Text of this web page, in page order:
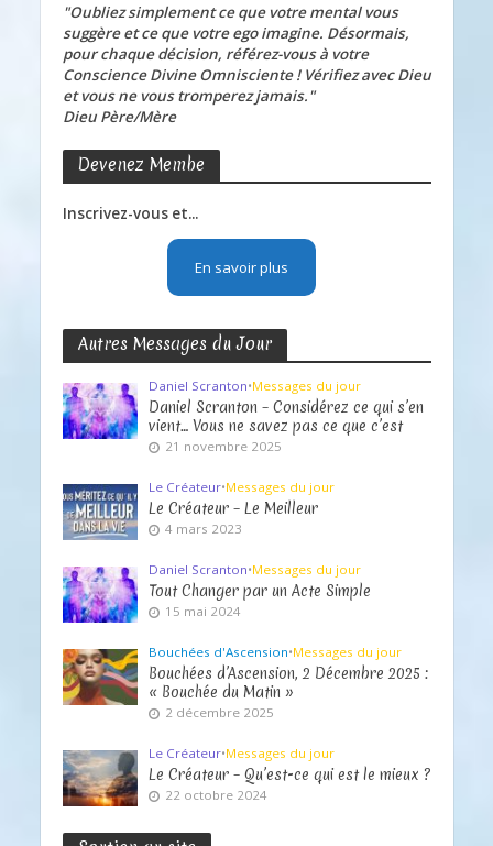
"Oubliez simplement ce que votre mental vous
suggère et ce que votre ego imagine. Désormais,
pour chaque décision, référez-vous à votre
Conscience Divine Omnisciente ! Vérifiez avec Dieu
et vous ne vous tromperez jamais."
Dieu Père/Mère
Devenez Membe
Inscrivez-vous et...
En savoir plus
Autres Messages du Jour
Daniel Scranton•Messages du jour
Daniel Scranton – Considérez ce qui s’en
vient… Vous ne savez pas ce que c’est
21 novembre 2025
Le Créateur•Messages du jour
Le Créateur – Le Meilleur
4 mars 2023
Daniel Scranton•Messages du jour
Tout Changer par un Acte Simple
15 mai 2024
Bouchées d'Ascension•Messages du jour
Bouchées d’Ascension, 2 Décembre 2025 :
« Bouchée du Matin »
2 décembre 2025
Le Créateur•Messages du jour
Le Créateur – Qu’est-ce qui est le mieux ?
22 octobre 2024